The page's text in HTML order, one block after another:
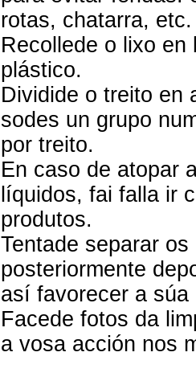
rotas, chatarra, etc.
Recollede o lixo
plástico.
Dividide o treito en
sodes un grupo
por treito.
En caso de atopar
líquidos, fai falla ir
produtos.
Tentade separar
posteriormente
así favorecer a súa
Facede fotos da
a vosa acción nos